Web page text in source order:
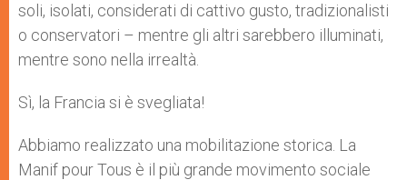
soli, isolati, considerati di cattivo gusto, tradizionalisti
o conservatori – mentre gli altri sarebbero illuminati,
mentre sono nella irrealtà.
Sì, la Francia si è svegliata!
Abbiamo realizzato una mobilitazione storica. La
Manif pour Tous è il più grande movimento sociale